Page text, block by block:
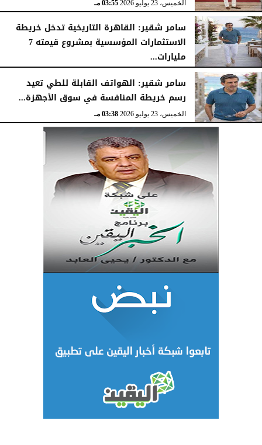
الخميس، 23 يوليو 2026 03:55 مـ
سامر شقير: القاهرة التاريخية تدخل خريطة
الاستثمارات المؤسسية بمشروع قيمته 7
مليارات...
الخميس، 23 يوليو 2026
سامر شقير: الهواتف القابلة للطي تعيد
رسم خريطة المنافسة في سوق الأجهزة...
الخميس، 23 يوليو 2026 03:38 مـ